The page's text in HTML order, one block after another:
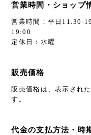
営業時間・ショップ
営業時間：平日11:30-
19:00
定休日：水曜
販売価格
販売価格は、表示され
す。
代金の支払方法・時